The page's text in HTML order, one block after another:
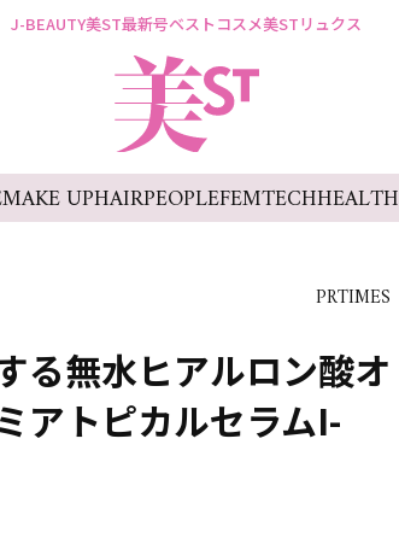
J-BEAUTY美ST最新号ベストコスメ美STリュクス
MAKE UPHAIRPEOPLEFEMTECHHEALTH
PRTIMES
る無水ヒアルロン酸オ
アトピカルセラムI-